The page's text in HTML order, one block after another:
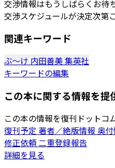
交渉情報はもうしばらくお待
交渉スケジュールが決定次第
関連キーワード
ぶ～け 内田善美集英社
キーワードの編集
この本に関する情報を提
この本の情報を復刊ドットコ
復刊予定 著者／絶版情報 奥
修正依頼 二重登録報告
詳細を見る